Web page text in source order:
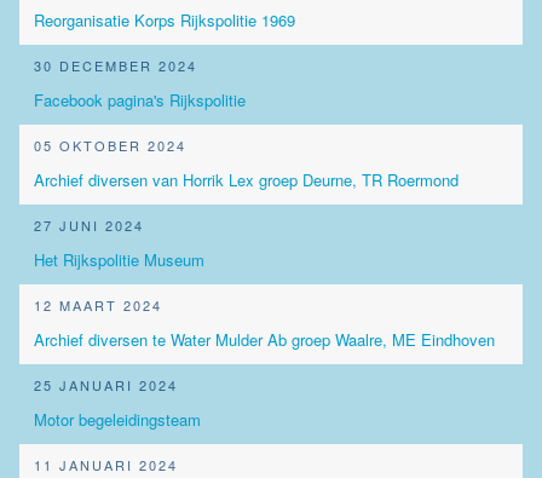
Reorganisatie Korps Rijkspolitie 1969
30 DECEMBER 2024
Facebook pagina's Rijkspolitie
05 OKTOBER 2024
Archief diversen van Horrik Lex groep Deurne, TR Roermond
27 JUNI 2024
Het Rijkspolitie Museum
12 MAART 2024
Archief diversen te Water Mulder Ab groep Waalre, ME Eindhoven
25 JANUARI 2024
Motor begeleidingsteam
11 JANUARI 2024